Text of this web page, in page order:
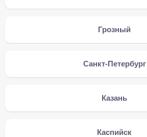
Грозный
Санкт-Петербург
Казань
Каспийск